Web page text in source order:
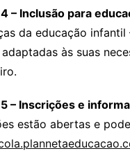
– Inclusão para
da educação
às suas
– Inscrições e
estão abertas e